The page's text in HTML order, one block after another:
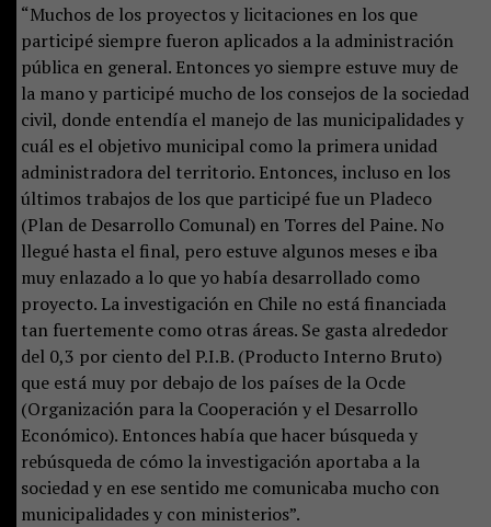
“Muchos de los proyectos y licitaciones en los que
participé siempre fueron aplicados a la administración
pública en general. Entonces yo siempre estuve muy de
la mano y participé mucho de los consejos de la sociedad
civil, donde entendía el manejo de las municipalidades y
cuál es el objetivo municipal como la primera unidad
administradora del territorio. Entonces, incluso en los
últimos trabajos de los que participé fue un Pladeco
(Plan de Desarrollo Comunal) en Torres del Paine. No
llegué hasta el final, pero estuve algunos meses e iba
muy enlazado a lo que yo había desarrollado como
proyecto. La investigación en Chile no está financiada
tan fuertemente como otras áreas. Se gasta alrededor
del 0,3 por ciento del P.I.B. (Producto Interno Bruto)
que está muy por debajo de los países de la Ocde
(Organización para la Cooperación y el Desarrollo
Económico). Entonces había que hacer búsqueda y
rebúsqueda de cómo la investigación aportaba a la
sociedad y en ese sentido me comunicaba mucho con
municipalidades y con ministerios”.